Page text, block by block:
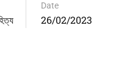
Date
26/02/2023